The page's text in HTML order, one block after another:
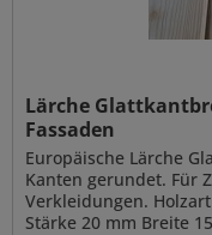
Lärche
Fassaden
Europäische Lärche
Kanten gerundet. Für
Verkleidungen.
Stärke 20 mm Breite